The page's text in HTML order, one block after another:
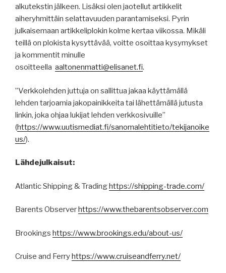
alkutekstin jälkeen. Lisäksi olen jaotellut artikkelit
aiheryhmittäin selattavuuden parantamiseksi. Pyrin
julkaisemaan artikkeliplokin kolme kertaa viikossa. Mikäli
teillä on plokista kysyttävää, voitte osoittaa kysymykset
ja kommentit minulle
osoitteella aaltonenmatti@elisanet.fi.
”Verkkolehden juttuja on sallittua jakaa käyttämällä
lehden tarjoamia jakopainikkeita tai lähettämällä jutusta
linkin, joka ohjaa lukijat lehden verkkosivuille”
(https://www.uutismediat.fi/sanomalehtitieto/tekijanoike
us/).
Lähdejulkaisut:
Atlantic Shipping & Tradinghttps://shipping-trade.com/
Barents Observerhttps://www.thebarentsobserver.com
Brookings https://www.brookings.edu/about-us/
Cruise and Ferryhttps://www.cruiseandferry.net/